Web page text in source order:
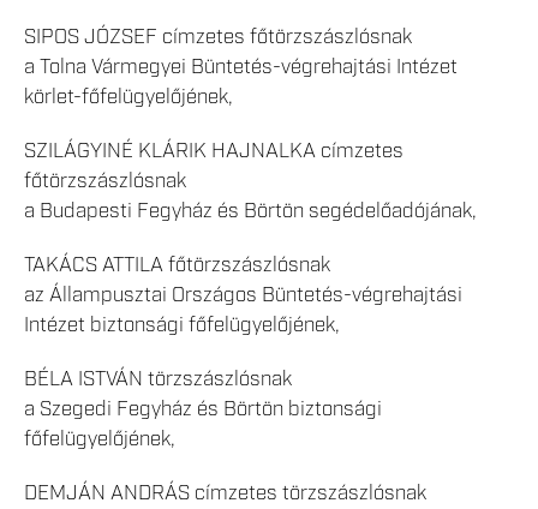
SIPOS JÓZSEF címzetes főtörzszászlósnak
a Tolna Vármegyei Büntetés-végrehajtási Intézet
körlet-főfelügyelőjének,
SZILÁGYINÉ KLÁRIK HAJNALKA címzetes
főtörzszászlósnak
a Budapesti Fegyház és Börtön segédelőadójának,
TAKÁCS ATTILA főtörzszászlósnak
az Állampusztai Országos Büntetés-végrehajtási
Intézet biztonsági főfelügyelőjének,
BÉLA ISTVÁN törzszászlósnak
a Szegedi Fegyház és Börtön biztonsági
főfelügyelőjének,
DEMJÁN ANDRÁS címzetes törzszászlósnak